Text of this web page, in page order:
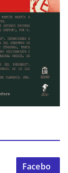
Facebo